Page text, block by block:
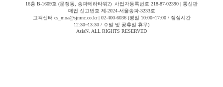
16층 B-1609호 (문정동, 송파테라타워2) 사업자등록번호 218-87-02390 | 통신판
매업 신고번호 제-2024-서울송파-3233호
고객센터 cs_moa@sjmnc.co.kr | 02-400-6036 (평일 10:00~17:00 / 점심시간
12:30~13:30 / 주말 및 공휴일 휴무)
AsiaN. ALL RIGHTS RESERVED